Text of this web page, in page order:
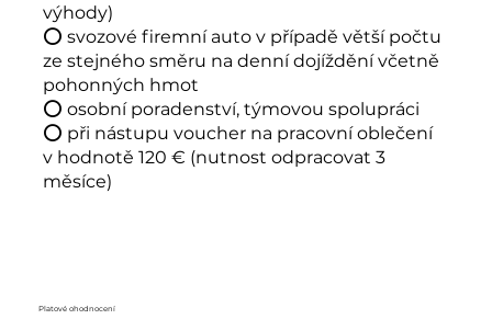
výhody)
⭕ svozové firemní auto v případě větší počtu
ze stejného směru na denní dojíždění včetně
pohonných hmot
⭕ osobní poradenství, týmovou spolupráci
⭕ při nástupu voucher na pracovní oblečení
v hodnotě 120 € (nutnost odpracovat 3
měsíce)
Platové ohodnocení